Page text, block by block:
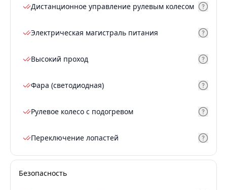
Дистанционное управление рулевым колесом
Электрическая магистраль питания
Высокий проход
Фара (светодиодная)
Рулевое колесо с подогревом
Переключение лопастей
Безопасность